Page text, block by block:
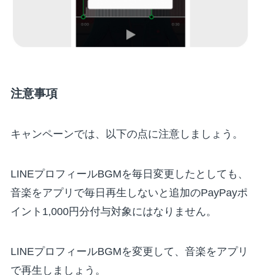
注意事項
キャンペーンでは、以下の点に注意しましょう。
LINEプロフィールBGMを毎日変更したとしても、
音楽をアプリで毎日再生 しないと追加のPayPayポ
イント1,000円分付与対象にはなりません。
LINEプロフィールBGMを変更して、音楽をアプリ
で再生しましょう。